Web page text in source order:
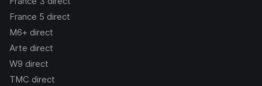
France 5 direct
M6+ direct
Arte direct
W9 direct
TMC direct